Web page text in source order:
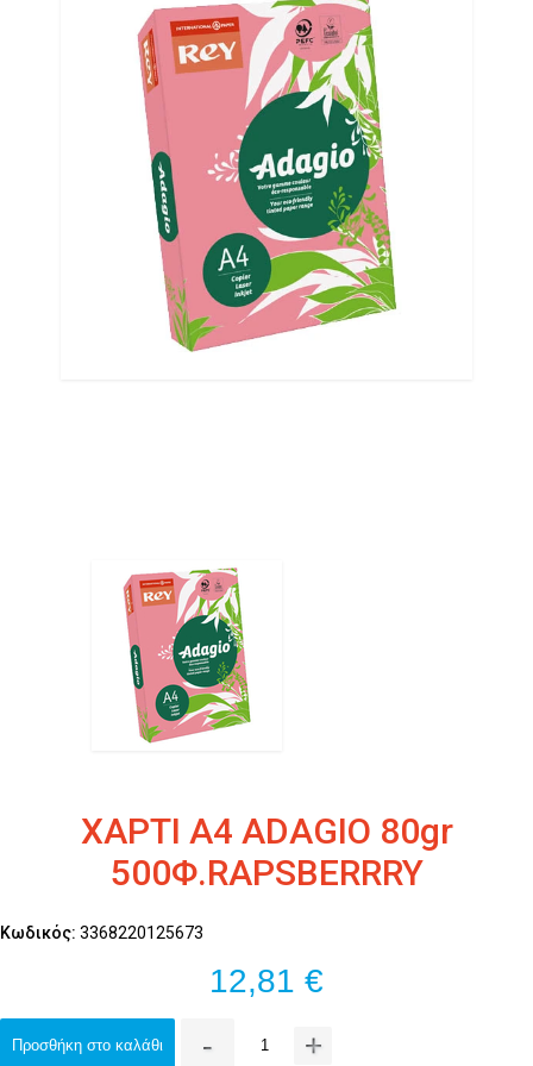
ΧΑΡΤΙ Α4 ADAGIO 80gr
500Φ.RAPSBERRRY
Κωδικός: 3368220125673
12,81 €
Προσθήκη στο καλάθι - +